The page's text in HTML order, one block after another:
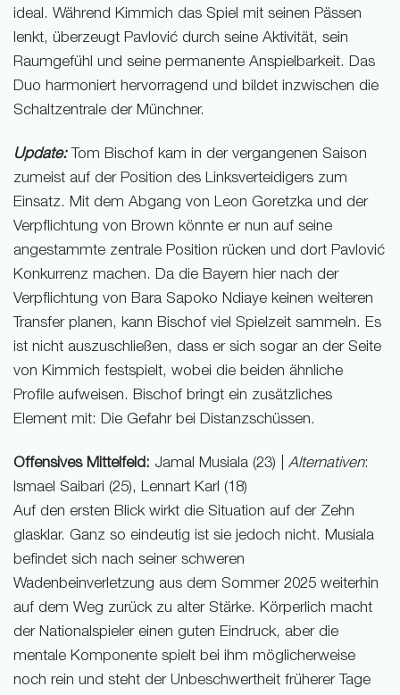
ideal. Während Kimmich das Spiel mit seinen Pässen
lenkt, überzeugt Pavlović durch seine Aktivität, sein
Raumgefühl und seine permanente Anspielbarkeit. Das
Duo harmoniert hervorragend und bildet inzwischen die
Schaltzentrale der Münchner.
Update: Tom Bischof kam in der vergangenen Saison
zumeist auf der Position des Linksverteidigers zum
Einsatz. Mit dem Abgang von Leon Goretzka und der
Verpflichtung von Brown könnte er nun auf seine
angestammte zentrale Position rücken und dort Pavlović
Konkurrenz machen. Da die Bayern hier nach der
Verpflichtung von Bara Sapoko Ndiaye keinen weiteren
Transfer planen, kann Bischof viel Spielzeit sammeln. Es
ist nicht auszuschließen, dass er sich sogar an der Seite
von Kimmich festspielt, wobei die beiden ähnliche
Profile aufweisen. Bischof bringt ein zusätzliches
Element mit: Die Gefahr bei Distanzschüssen.
Offensives Mittelfeld: Jamal Musiala (23) | Alternativen:
Ismael Saibari (25), Lennart Karl (18)
Auf den ersten Blick wirkt die Situation auf der Zehn
glasklar. Ganz so eindeutig ist sie jedoch nicht. Musiala
befindet sich nach seiner schweren
Wadenbeinverletzung aus dem Sommer 2025 weiterhin
auf dem Weg zurück zu alter Stärke. Körperlich macht
der Nationalspieler einen guten Eindruck, aber die
mentale Komponente spielt bei ihm möglicherweise
noch rein und steht der Unbeschwertheit früherer Tage